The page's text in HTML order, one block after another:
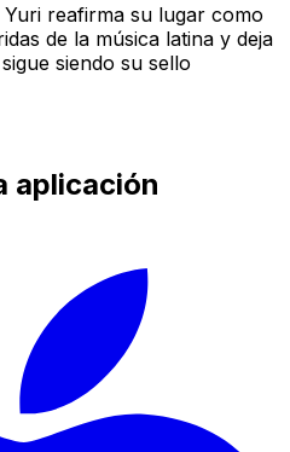
Yuri reafirma su lugar como
de la música latina y deja
siendo su sello
aplicación